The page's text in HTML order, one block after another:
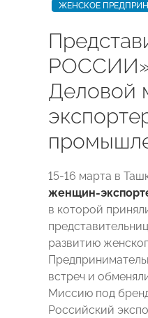
ЖЕНСКОЕ
РОССИИ»
Деловой
15-16 марта в
женщин-
в которой
развитию
встреч и
Миссию под
Российский